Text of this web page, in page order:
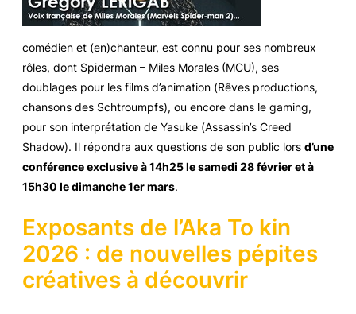
comédien et (en)chanteur, est connu pour ses nombreux
rôles, dont Spiderman – Miles Morales (MCU), ses
doublages pour les films d’animation (Rêves productions,
chansons des Schtroumpfs), ou encore dans le gaming,
pour son interprétation de Yasuke (Assassin’s Creed
Shadow). Il répondra aux questions de son public lors d’une
conférence exclusive à 14h25 le samedi 28 février et à
15h30 le dimanche 1er mars.
Exposants de l’Aka To kin
2026 : de nouvelles pépites
créatives à découvrir